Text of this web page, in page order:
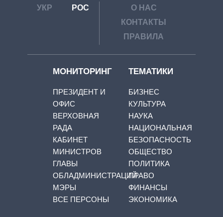
УКР РОС
О НАС
КОНТАКТЫ
ПРАВИЛА
МОНИТОРИНГ
ПРЕЗИДЕНТ И
ОФИС
ВЕРХОВНАЯ
РАДА
КАБИНЕТ
МИНИСТРОВ
ГЛАВЫ
ОБЛАДМИНИСТРАЦИЙ
МЭРЫ
ВСЕ ПЕРСОНЫ
ТЕМАТИКИ
БИЗНЕС
КУЛЬТУРА
НАУКА
НАЦИОНАЛЬНАЯ
БЕЗОПАСНОСТЬ
ОБЩЕСТВО
ПОЛИТИКА
ПРАВО
ФИНАНСЫ
ЭКОНОМИКА